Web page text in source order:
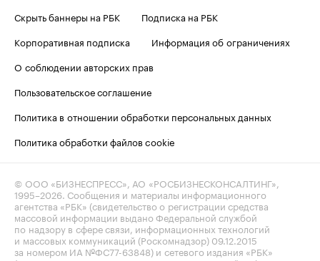
Скрыть баннеры на РБК
Подписка на РБК
Корпоративная подписка
Информация об ограничениях
О соблюдении авторских прав
Пользовательское соглашение
Политика в отношении обработки персональных данных
Политика обработки файлов cookie
© ООО «БИЗНЕСПРЕСС», АО «РОСБИЗНЕСКОНСАЛТИНГ»,
1995–2026. Сообщения и материалы информационного
агентства «РБК» (свидетельство о регистрации средства
массовой информации выдано Федеральной службой
по надзору в сфере связи, информационных технологий
и массовых коммуникаций (Роскомнадзор) 09.12.2015
за номером ИА №ФС77-63848) и сетевого издания «РБК»